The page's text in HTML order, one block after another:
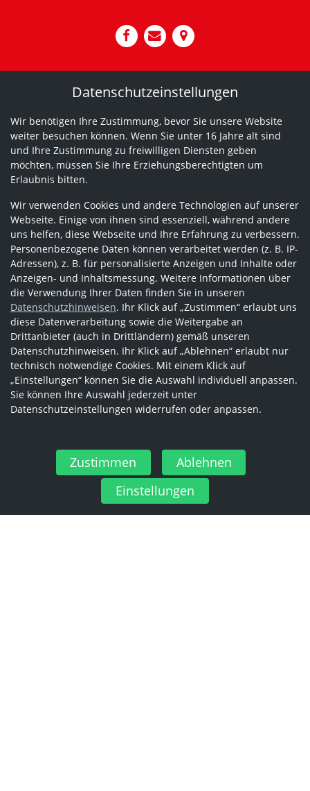
Datenschutzeinstellungen
Wir benötigen Ihre Zustimmung, bevor Sie unsere Website
weiter besuchen können. Wenn Sie unter 16 Jahre alt sind
und Ihre Zustimmung zu freiwilligen Diensten geben
möchten, müssen Sie Ihre Erziehungsberechtigten um
Erlaubnis bitten.
Wir verwenden Cookies und andere Technologien auf unserer
Webseite. Einige von ihnen sind essenziell, während andere
uns helfen, diese Webseite und Ihre Erfahrung zu verbessern.
Personenbezogene Daten können verarbeitet werden (z. B. IP-
Adressen), z. B. für personalisierte Anzeigen und Inhalte oder
Anzeigen- und Inhaltsmessung. Weitere Informationen über
die Verwendung Ihrer Daten finden Sie in unseren
Datenschutzhinweisen. Ihr Klick auf „Zustimmen“ erlaubt uns
diese Datenverarbeitung sowie die Weitergabe an
Drittanbieter (auch in Drittländern) gemäß unseren
Datenschutzhinweisen. Ihr Klick auf „Ablehnen“ erlaubt nur
technisch notwendige Cookies. Mit einem Klick auf
„Einstellungen“ können Sie die Auswahl individuell anpassen.
Sie können Ihre Auswahl jederzeit unter
Datenschutzeinstellungen widerrufen oder anpassen.
Zustimmen
Ablehnen
Einstellungen